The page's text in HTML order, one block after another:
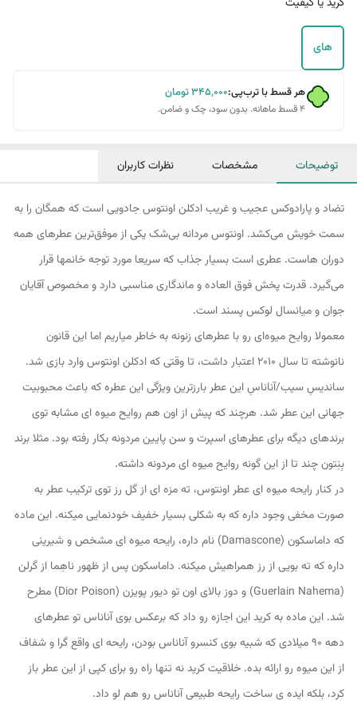
های
هر قسط با ترب‌پی:۳۴۵٬۰۰۰تومان
۴ قسط ماهانه. بدون سود، چک و ضامن.
توضیحات مشخصات نظرات کاربران
تضاد و پارادوکس عجیب و غریب ادکلن اونتوس جادویی است که همگان را به
سمت خویش می‌کشد. اونتوس مردانه بی‌شک یکی از موفق‌ترین عطرهای همه
دوران هاست. عطری است بسیار جذاب که سریعا مورد توجه خانمها قرار
می‌گیرد. قدرت پخش فوق العاده و ماندگاری مناسبی دارد و مخصوص آقایان
جوان و میانسال لوکس پسند است.
معمولا روایح میوه‌ای رو با عطرهای زنونه به خاطر میاریم اما این قانون
نانوشته تا سال ۲۰۱۰ اعتبار داشت، تا وقتی که ادکلن اونتوس وارد بازی شد.
ساندیسِ سیب/آناناسِ این عطر بارزترین ویژگی این عطره که باعث محبوبیت
جهانی این عطر شد. هرچند که پیش از اون هم روایح میوه ای مشابه توی
برندهای دیگه برای عطرهای اسپرت و سن پایین مردونه بکار رفته بود. مثلا برند
بِنِتون چند تا از این گونه روایح میوه ای مردونه داشته.
در کنار رایحه میوه ای عطر اونتوس، ته مزه ای از گل رز توی ترکیب عطر به
صورت مخفی وجود داره که به شکلی بسیار خفیف خودنمایی میکنه. این ماده
که داماسکون (Damascone) نام داره، رایحه میوه ای مشخص و شیرینی
داره که ته بویی از رز همراهیش میکنه. داماسکون پس از ظهور ناهِما از گرلن
(Guerlain Nahema) و دوز بالای اون تو دیور پویزن (Dior Poison) مطرح
شد. این ماده به کرید این اجازه رو داد که برعکس بوی آناناس تو عطرهای
دهه ۹۰ میلادی که شبیه بوی کنسرو آناناس بودن، رایحه ای واقع گرا و شفاف
از این میوه رو ارائه بده. خلاقیت کرید نه تنها راه رو برای کپی از این عطر باز
کرد، بلکه ایده ی ساخت رایحه طبیعی آناناس رو هم لو داد.